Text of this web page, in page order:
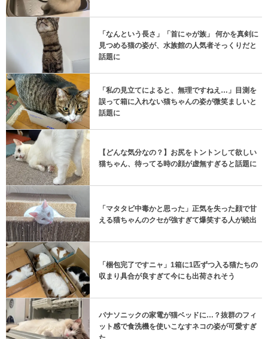
「なんという長さ」「首にゃが族」 何かを真剣に
見つめる猫の姿が、水族館の人気者そっくりだと
話題に
「私の見立てによると、無理ですねえ…」目測を
誤って箱に入れない猫ちゃんの姿が微笑ましいと
話題に
【どんな気分なの？】お尻をトントンして欲しい
猫ちゃん、待ってる時の顔が虚無すぎると話題に
「マタタビ中毒かと思った」正気を失った顔で甘
える猫ちゃんのクセが強すぎて爆笑する人が続出
「梱包完了ですニャ」1箱に1匹ずつ入る猫たちの
収まり具合が良すぎて今にも出荷されそう
パナソニックの家電が猫ベッドに…？抜群のフィ
ット感で食洗機を使いこなすネコの姿が可愛すぎ